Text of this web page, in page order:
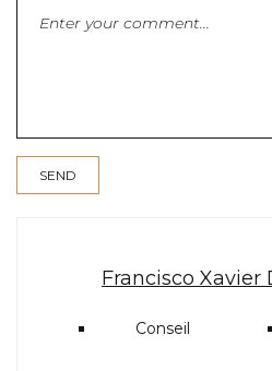
Francisco Xavier
Conseil